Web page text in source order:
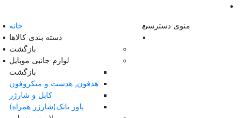
منوی دسترسی
خانه
دسته بندی کالاها
بازگشت
لوازم جانبی موبایل
بازگشت
هدفون, هدست و میکروفون
کابل و شارژر
پاور بانک(شارژر همراه)